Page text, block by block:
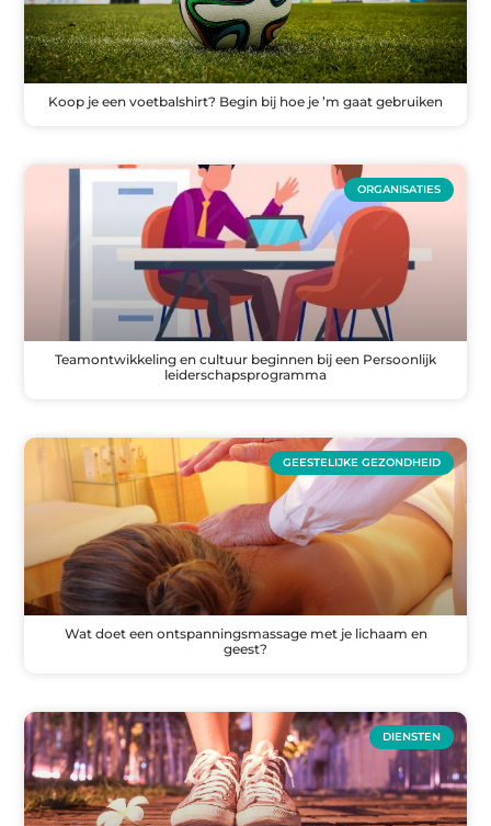
Koop je een voetbalshirt? Begin bij hoe je ’m gaat gebruiken
ORGANISATIES
Teamontwikkeling en cultuur beginnen bij een Persoonlijk
leiderschapsprogramma
GEESTELIJKE GEZONDHEID
Wat doet een ontspanningsmassage met je lichaam en
geest?
DIENSTEN